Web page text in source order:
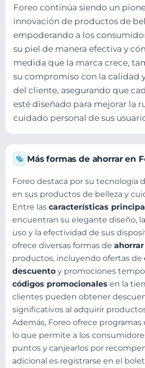
Foreo continúa siendo un
innovación de productos de
empoderando a los
su piel de manera efectiva y
medida que la marca crece,
su compromiso con la calidad
del cliente, asegurando que
esté diseñado para mejorar la
cuidado personal de sus
Más formas de ahorrar en
Foreo destaca por su tecnología
en sus productos de belleza y
Entre las características
encuentran su elegante diseño,
uso y la efectividad de sus
ofrece diversas formas de ahorrar
productos, incluyendo ofertas de
descuento y promociones
códigos promocionales en la
clientes pueden obtener
significativos al adquirir
Además, Foreo ofrece programas
lo que permite a los
puntos y canjearlos por
adicional es registrarse en el